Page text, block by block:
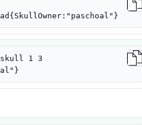
1 3